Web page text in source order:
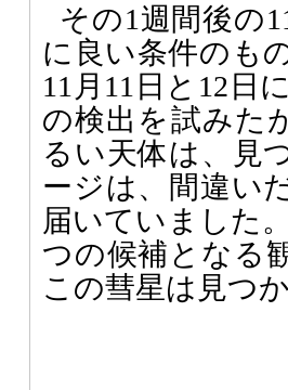
その1週間後の
に良い条件のも
11月11日と12日
の検出を試みた
るい天体は、見
ージは、間違い
届いていました
つの候補となる
この彗星は見つ